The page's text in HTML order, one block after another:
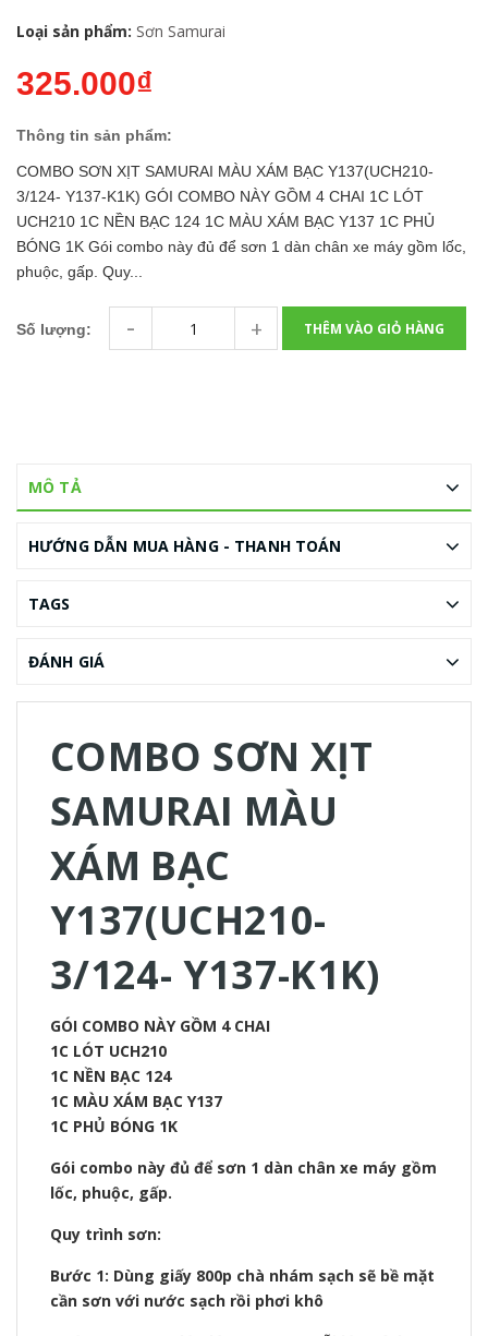
Loại sản phẩm: Sơn Samurai
325.000₫
Thông tin sản phẩm:
COMBO SƠN XỊT SAMURAI MÀU XÁM BẠC Y137(UCH210-
3/124- Y137-K1K) GÓI COMBO NÀY GỒM 4 CHAI 1C LÓT
UCH210 1C NỀN BẠC 124 1C MÀU XÁM BẠC Y137 1C PHỦ
BÓNG 1K Gói combo này đủ để sơn 1 dàn chân xe máy gồm lốc,
phuộc, gấp. Quy...
Số lượng: - + THÊM VÀO GIỎ HÀNG
MÔ TẢ
HƯỚNG DẪN MUA HÀNG - THANH TOÁN
TAGS
ĐÁNH GIÁ
COMBO SƠN XỊT
SAMURAI MÀU
XÁM BẠC
Y137(UCH210-
3/124- Y137-K1K)
GÓI COMBO NÀY GỒM 4 CHAI
1C LÓT UCH210
1C NỀN BẠC 124
1C MÀU XÁM BẠC Y137
1C PHỦ BÓNG 1K
Gói combo này đủ để sơn 1 dàn chân xe máy gồm
lốc, phuộc, gấp.
Quy trình sơn:
Bước 1: Dùng giấy 800p chà nhám sạch sẽ bề mặt
cần sơn với nước sạch rồi phơi khô